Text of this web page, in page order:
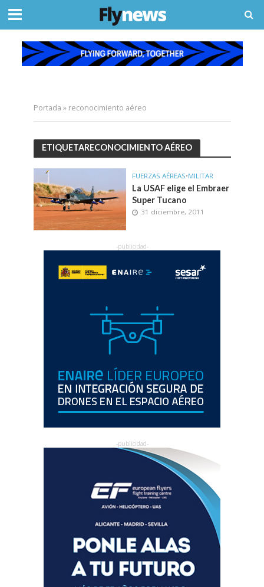
Portada » reconocimiento aéreo
ETIQUETARECONOCIMIENTO AÉREO
FUERZAS AÉREAS•MILITAR
La USAF elige el Embraer
Super Tucano
31 diciembre, 2011